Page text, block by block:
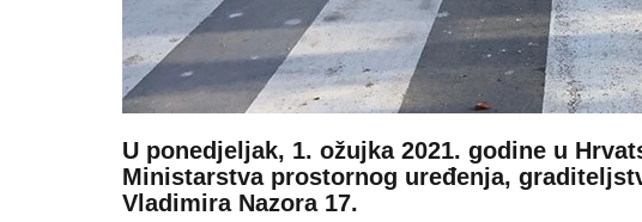
U ponedjeljak, 1. ožujka 2021. godine u
Ministarstva prostornog uređenja,
Vladimira Nazora 17.